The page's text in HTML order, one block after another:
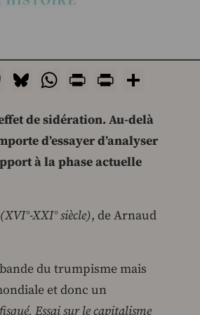
Mastodon
Bluesky
WhatsApp
Print
de sidération. Au-delà
d’essayer d’analyser
à la phase actuelle
XXI° siècle), de Arnaud
du trumpisme mais
et donc un
Essai sur le capitalisme